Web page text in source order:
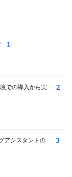
1
での導入から実
2
アシスタントの
3